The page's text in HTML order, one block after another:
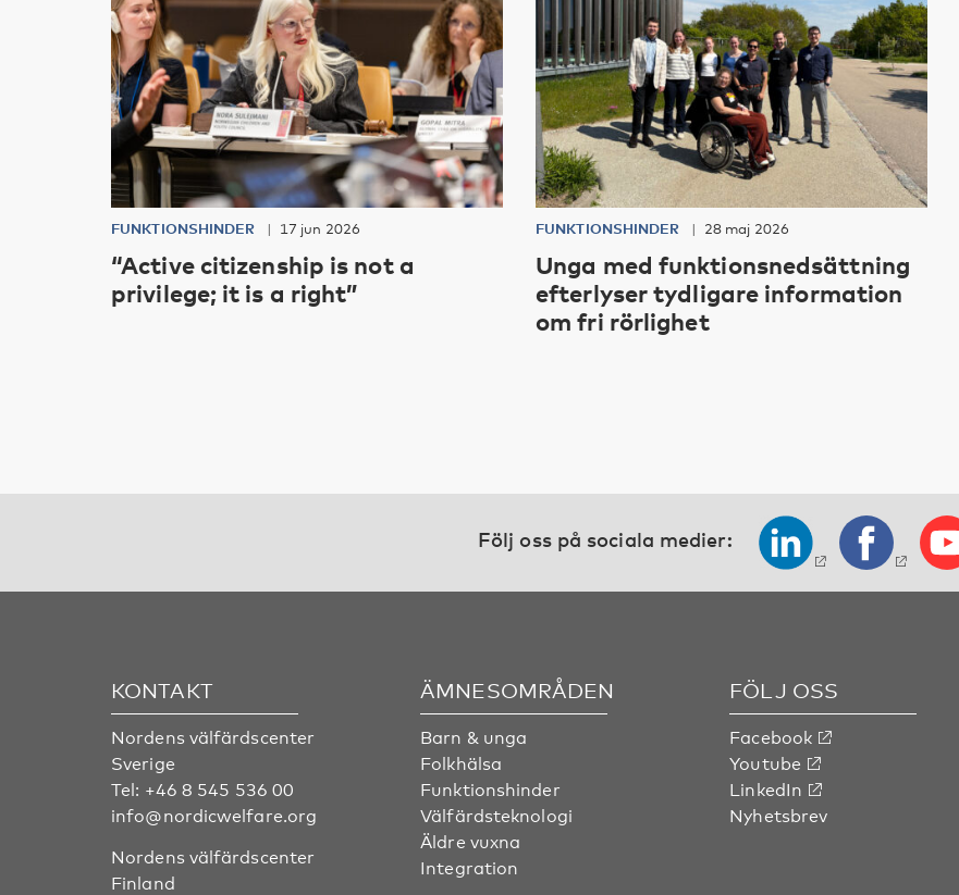
FUNKTIONSHINDER 17 jun 2026
“Active citizenship is not a
privilege; it is a right”
FUNKTIONSHINDER 28 maj 2026
Unga med funktionsnedsättning
efterlyser tydligare information
om fri rörlighet
Följ oss på sociala medier:
KONTAKT
Nordens välfärdscenter
Sverige
Tel: +46 8 545 536 00
info@nordicwelfare.org
Nordens välfärdscenter
Finland
ÄMNESOMRÅDEN
Barn & unga
Folkhälsa
Funktionshinder
Välfärdsteknologi
Äldre vuxna
Integration
FÖLJ OSS
Facebook
Youtube
LinkedIn
Nyhetsbrev